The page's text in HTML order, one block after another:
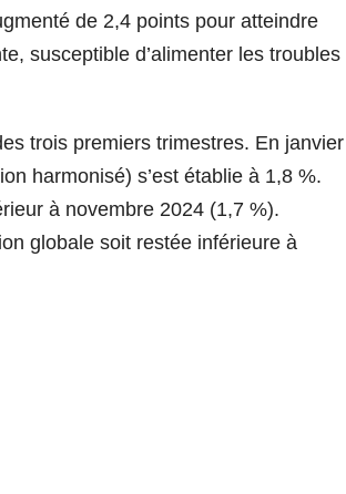
de 2,4 points pour atteindre
susceptible d’alimenter les troubles
trois premiers trimestres. En janvier
harmonisé) s’est établie à 1,8 %.
à novembre 2024 (1,7 %).
globale soit restée inférieure à